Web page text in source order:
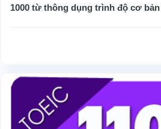
1000 từ thông dụng trình độ cơ bản